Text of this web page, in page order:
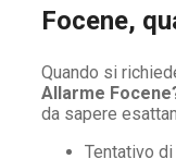
Focene,
Quando si
Allarme
da sapere
Tentativo